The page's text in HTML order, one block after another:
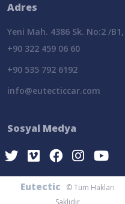
Adres
Yeni Mah. 4386 Sk. No:2 /
+90 322 459 06 60
+90 535 792 6192
info@eutecticcar.com
Sosyal Medya
Eutectic
© Tüm Hakları
Saklıdır